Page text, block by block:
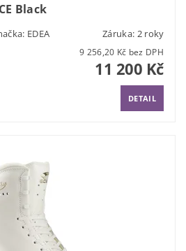
Black
EDEA Záruka: 2 roky
9 256,20 Kč bez DPH
11 200 Kč
DETAIL